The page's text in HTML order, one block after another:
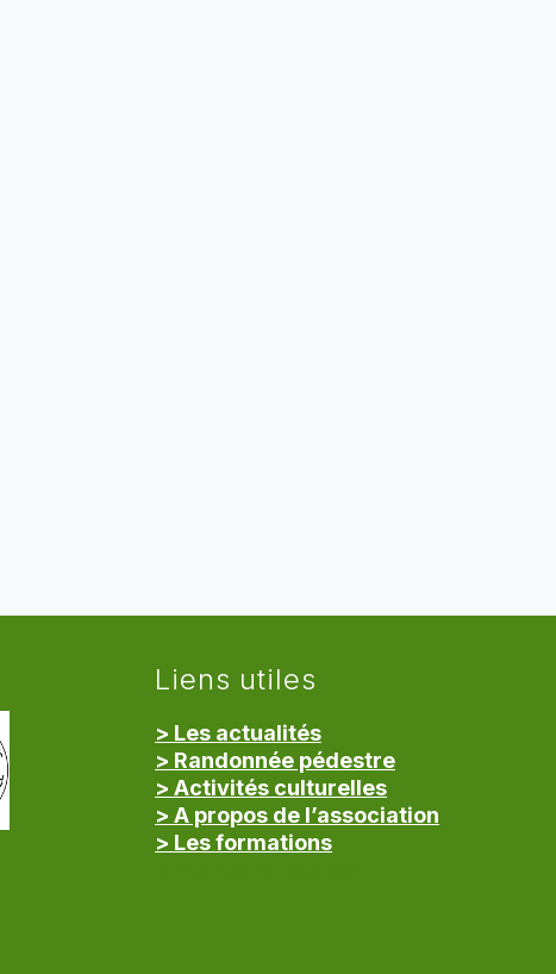
Liens utiles
> Les actualités
> Randonnée pédestre
> Activités culturelles
> A propos de l’association
> Les formations